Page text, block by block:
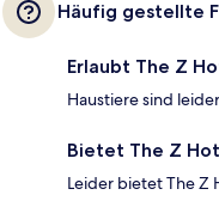
Häufig gestellte
Erlaubt The Z
Haustiere sind
Bietet The Z
Leider bietet The Z